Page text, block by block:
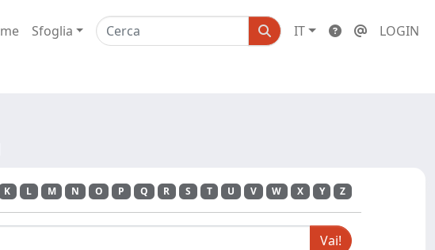
Sfoglia IT LOGIN
K L M N O P Q R S T U V W X Y Z